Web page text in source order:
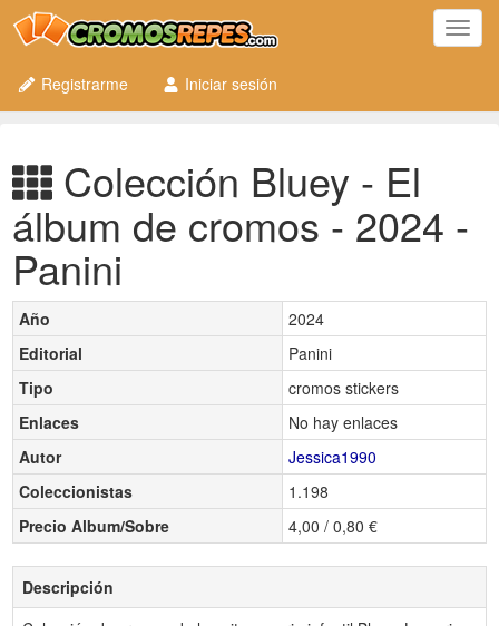
Registrarme
Iniciar sesión
Colección Bluey - El
álbum de cromos - 2024 -
Panini
Año
2024
Editorial
Panini
Tipo
cromos stickers
Enlaces
No hay enlaces
Autor
Jessica1990
Coleccionistas
1.198
Precio Album/Sobre
4,00 / 0,80 €
Descripción